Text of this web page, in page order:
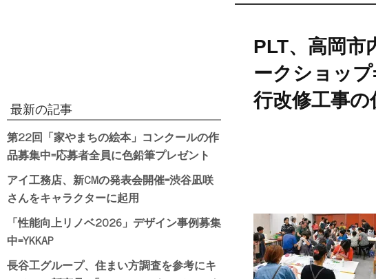
PLT、高岡市
ークショッ
行改修工事の
最新の記事
第22回「家やまちの絵本」コンクールの作
品募集中=応募者全員に色鉛筆プレゼント
アイ工務店、新CMの発表会開催=渋谷凪咲
さんをキャラクターに起用
「性能向上リノベ2026」デザイン事例募集
中=YKKAP
長谷工グループ、住まい方調査を参考にキ